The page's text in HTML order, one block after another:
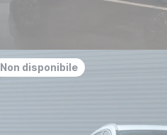
Non disponibile